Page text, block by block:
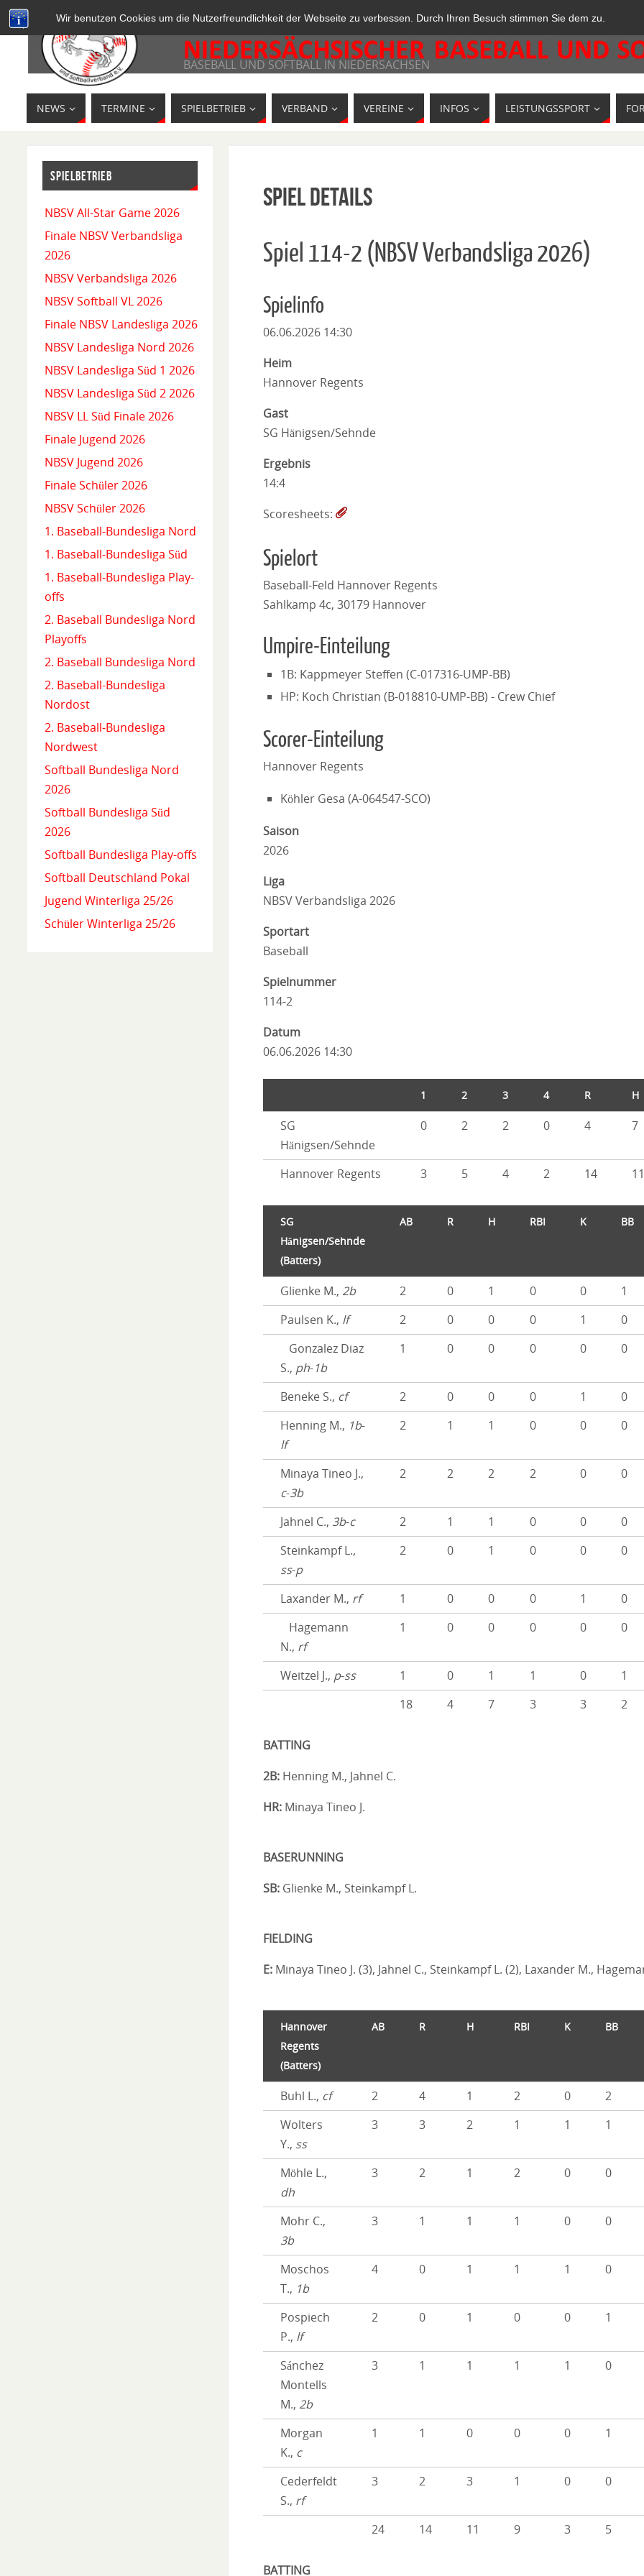
Wir benutzen Cookies um die Nutzerfreundlichkeit der Webseite zu verbessen. Durch Ihren Besuch stimmen Sie dem zu.
BASEBALL UND SOFTBALL IN NIEDERSACHSEN
NEWS TERMINE SPIELBETRIEB VERBAND VEREINE INFOS LEISTUNGSSPORT
Spiel Details
Spiel 114-2 (NBSV Verbandsliga 2026)
Spielinfo
06.06.2026 14:30
Heim
Hannover Regents
Gast
SG Hänigsen/Sehnde
Ergebnis
14:4
Scoresheets:
Spielort
Baseball-Feld Hannover Regents
Sahlkamp 4c, 30179 Hannover
Umpire-Einteilung
1B: Kappmeyer Steffen (C-017316-UMP-BB)
HP: Koch Christian (B-018810-UMP-BB) - Crew Chief
Scorer-Einteilung
Hannover Regents
Köhler Gesa (A-064547-SCO)
Saison
2026
Liga
NBSV Verbandsliga 2026
Sportart
Baseball
Spielnummer
114-2
Datum
06.06.2026 14:30
1 2 3 4 R H
SG
Hänigsen/Sehnde
0 2 2 0 4 7
Hannover Regents 3 5 4 2 14 11
SG
Hänigsen/Sehnde
(Batters)
AB R H RBI K BB
Glienke M., 2b 2 0 1 0 0 1
Paulsen K., lf 2 0 0 0 1 0
Gonzalez Diaz
S., ph-1b
1 0 0 0 0 0
Beneke S., cf 2 0 0 0 1 0
Henning M., 1b-
lf
2 1 1 0 0 0
Minaya Tineo J.,
c-3b
2 2 2 2 0 0
Jahnel C., 3b-c 2 1 1 0 0 0
Steinkampf L.,
ss-p
2 0 1 0 0 0
Laxander M., rf 1 0 0 0 1 0
Hagemann
N., rf
1 0 0 0 0 0
Weitzel J., p-ss 1 0 1 1 0 1
18
4 7 3 3 2
BATTING
2B: Henning M., Jahnel C.
HR: Minaya Tineo J.
BASERUNNING
SB: Glienke M., Steinkampf L.
FIELDING
E: Minaya Tineo J. (3), Jahnel C., Steinkampf L. (2), Laxander M.,
Hannover
Regents
(Batters)
AB R H RBI K BB
Buhl L., cf 2 4 1 2 0 2
Wolters
Y., ss
3 3 2 1 1 1
Möhle L.,
dh
3 2 1 2 0 0
Mohr C.,
3b
3 1 1 1 0 0
Moschos
T., 1b
4 0 1 1 1 0
Pospiech
P., lf
2 0 1 0 0 1
Sánchez
Montells
M., 2b
3 1 1 1 1 0
Morgan
K., c
1 1 0 0 0 1
Cederfeldt
S., rf
3 2 3 1 0 0
24 14 11 9 3 5
BATTING
SPIELBETRIEB
NBSV All-Star Game 2026
Finale NBSV Verbandsliga
2026
NBSV Verbandsliga 2026
NBSV Softball VL 2026
Finale NBSV Landesliga 2026
NBSV Landesliga Nord 2026
NBSV Landesliga Süd 1 2026
NBSV Landesliga Süd 2 2026
NBSV LL Süd Finale 2026
Finale Jugend 2026
NBSV Jugend 2026
Finale Schüler 2026
NBSV Schüler 2026
1. Baseball-Bundesliga Nord
1. Baseball-Bundesliga Süd
1. Baseball-Bundesliga Play-
offs
2. Baseball Bundesliga Nord
Playoffs
2. Baseball Bundesliga Nord
2. Baseball-Bundesliga
Nordost
2. Baseball-Bundesliga
Nordwest
Softball Bundesliga Nord
2026
Softball Bundesliga Süd
2026
Softball Bundesliga Play-offs
Softball Deutschland Pokal
Jugend Winterliga 25/26
Schüler Winterliga 25/26